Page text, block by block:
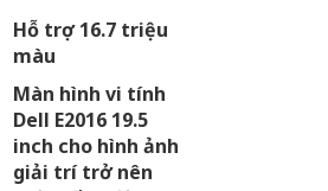
Hỗ trợ 16.7 triệu
màu
Màn hình vi tính
Dell E2016 19.5
inch cho hình ảnh
giải trí trở nên